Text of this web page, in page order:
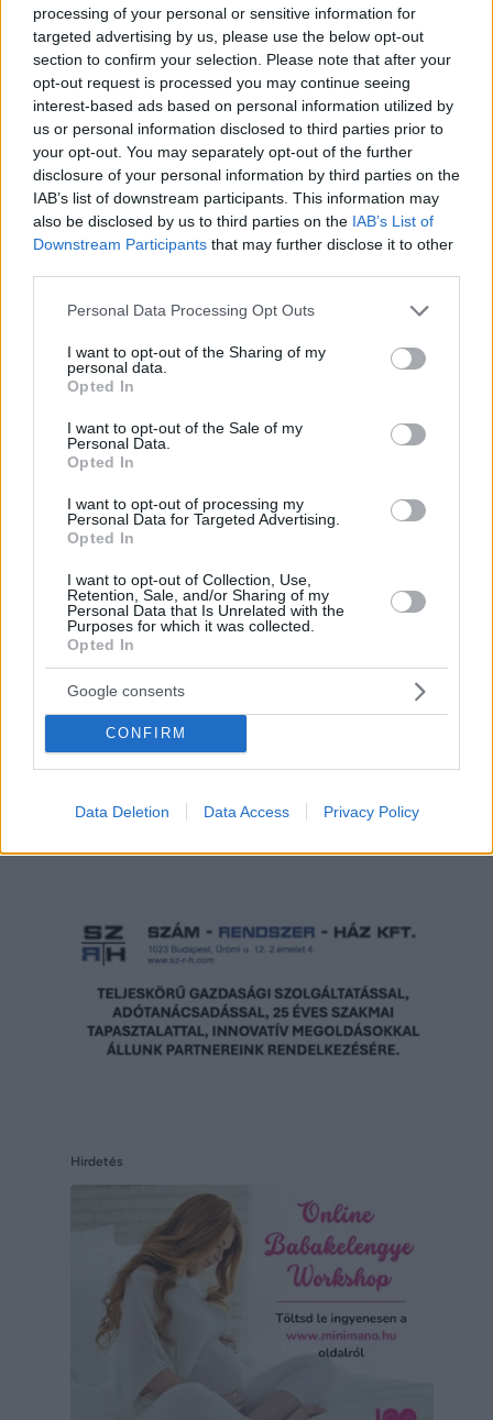
processing of your personal or sensitive information for
targeted advertising by us, please use the below opt-out
section to confirm your selection. Please note that after your
opt-out request is processed you may continue seeing
interest-based ads based on personal information utilized by
us or personal information disclosed to third parties prior to
your opt-out. You may separately opt-out of the further
disclosure of your personal information by third parties on the
IAB’s list of downstream participants. This information may
also be disclosed by us to third parties on the IAB’s List of
Downstream Participants that may further disclose it to other
Please note that this website/app uses one or more Google
not limited to your visit or usage behaviour. You may click to
grant or deny consent to Google and its third-party tags to
use your data for below specified purposes in below Google
consent section.
Personal Data Processing Opt Outs
I want to opt-out of the Sharing of my
personal data.
Opted In
I want to opt-out of the Sale of my
Personal Data.
Opted In
I want to opt-out of processing my
Personal Data for Targeted Advertising.
Opted In
I want to opt-out of Collection, Use,
Retention, Sale, and/or Sharing of my
Personal Data that Is Unrelated with the
Purposes for which it was collected.
Opted In
Google consents
CONFIRM
Data Deletion Data Access Privacy Policy
Hirdetés
Hirdetés
Hirdetés